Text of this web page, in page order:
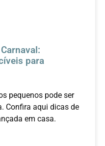
para
pequenos pode ser
Confira aqui dicas de
em casa.